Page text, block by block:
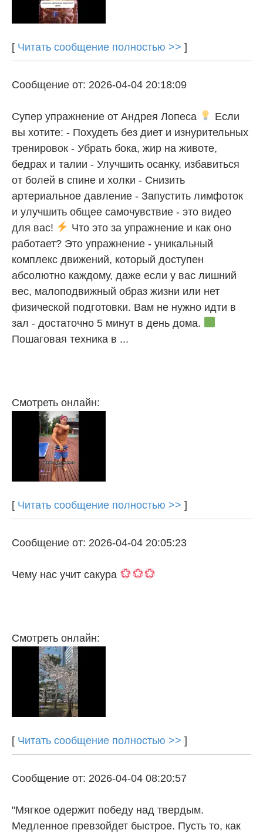
[ Читать сообщение полностью >> ]
Сообщение от: 2026-04-04 20:18:09
Супер упражнение от Андрея Лопеса
Если
вы хотите: - Похудеть без диет и изнурительных
тренировок - Убрать бока, жир на животе,
бедрах и талии - Улучшить осанку, избавиться
от болей в спине и холки - Снизить
артериальное давление - Запустить лимфоток
и улучшить общее самочувствие - это видео
для вас!
Что это за упражнение и как оно
работает? Это упражнение - уникальный
комплекс движений, который доступен
абсолютно каждому, даже если у вас лишний
вес, малоподвижный образ жизни или нет
физической подготовки. Вам не нужно идти в
зал - достаточно 5 минут в день дома.
Пошаговая техника в ...
Смотреть онлайн:
[ Читать сообщение полностью >> ]
Сообщение от: 2026-04-04 20:05:23
Чему нас учит сакура
Смотреть онлайн:
[ Читать сообщение полностью >> ]
Сообщение от: 2026-04-04 08:20:57
"Мягкое одержит победу над твердым.
Медленное превзойдет быстрое. Пусть то, как